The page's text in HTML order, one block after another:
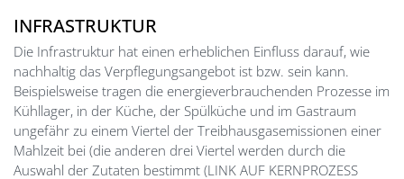
INFRASTRUKTUR
Die Infrastruktur hat einen erheblichen Einfluss darauf, wie
nachhaltig das Verpflegungsangebot ist bzw. sein kann.
Beispielsweise tragen die energieverbrauchenden Prozesse im
Kühllager, in der Küche, der Spülküche und im Gastraum
ungefähr zu einem Viertel der Treibhausgasemissionen einer
Mahlzeit bei (die anderen drei Viertel werden durch die
Auswahl der Zutaten bestimmt (LINK AUF KERNPROZESS